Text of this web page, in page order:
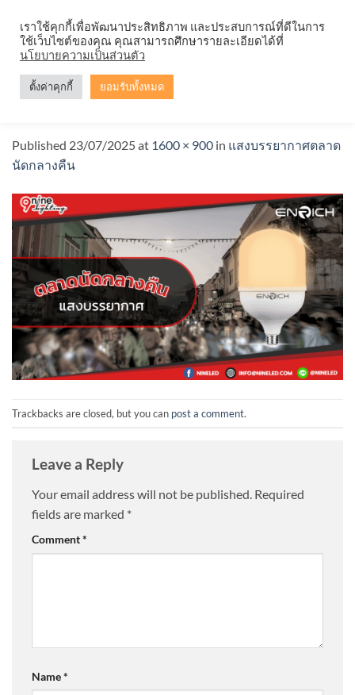
content
Published 23/07/2025at 1600 × 900 in แสงบรรยากาศตลาด
นัดกลางคืน
Trackbacks are closed, but you can post a comment.
Leave a Reply
Your email address will not be published. Required
fields are marked *
Comment*
Name*
เราใช้คุกกี้เพื่อพัฒนาประสิทธิภาพ และประสบการณ์ที่ดีในการ
ใช้เว็บไซต์ของคุณ คุณสามารถศึกษารายละเอียดได้ที่
นโยบายความเป็นส่วนตัว
ตั้งค่าคุกกี้ ยอมรับทั้งหมด